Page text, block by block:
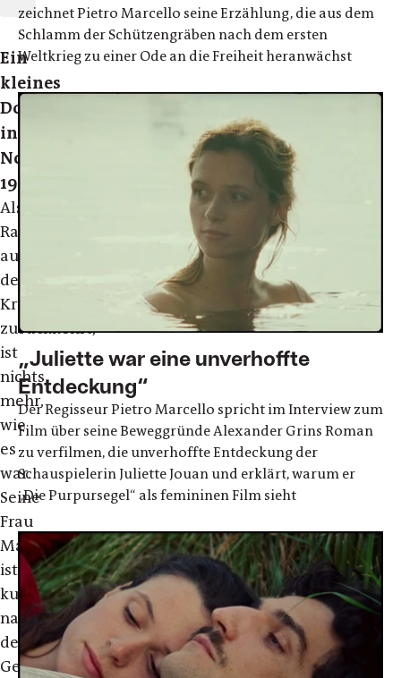
Ein
kleines
Dorf
in
Nordfrankreich,
1918.
Als
Raphaël
aus
dem
Krieg
zurückkehrt,
ist
nichts
mehr,
wie
es
war.
Seine
Frau
Marie
ist
kurz
nach
der
Geburt
zeichnet Pietro Marcello seine Erzählung, die aus dem
Schlamm der Schützengräben nach dem ersten
Weltkrieg zu einer Ode an die Freiheit heranwächst
„Juliette war eine unverhoffte
Entdeckung“
Der Regisseur Pietro Marcello spricht im Interview zum
Film über seine Beweggründe Alexander Grins Roman
zu verfilmen, die unverhoffte Entdeckung der
Schauspielerin Juliette Jouan und erklärt, warum er
„Die Purpursegel“ als femininen Film sieht